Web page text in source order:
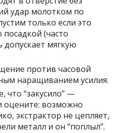
удар молотком по
только если это
(часто
допускает мягкую
против часовой
наращиванием усилия.
что “закусило” —
оцените: возможно
экстрактор не цепляет,
металл и он “поплыл”.